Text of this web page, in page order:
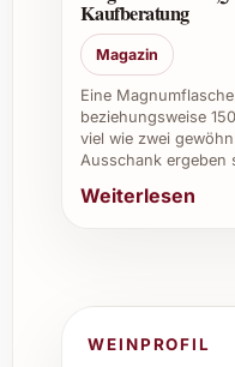
Kaufberatung
Magazin
Eine
beziehungsweise
viel wie zwei
Ausschank
Weiterlesen
WEINPROFIL